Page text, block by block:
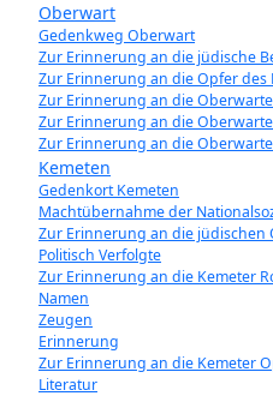
Oberwart
Gedenkweg Oberwart
Zur Erinnerung an die jüdische
Zur Erinnerung an die Opfer des
Zur Erinnerung an die
Zur Erinnerung an die
Zur Erinnerung an die
Kemeten
Gedenkort Kemeten
Machtübernahme der
Zur Erinnerung an die jüdischen
Politisch Verfolgte
Zur Erinnerung an die Kemeter
Namen
Zeugen
Erinnerung
Zur Erinnerung an die Kemeter
Literatur